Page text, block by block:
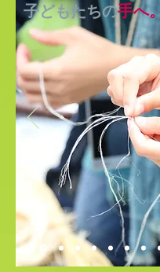
子どもたちの手へ。